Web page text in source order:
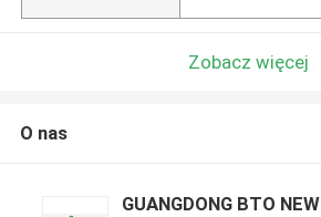
Zobacz więcej
O nas
GUANGDONG BTO NEW